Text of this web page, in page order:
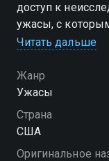
доступ к
ужасы, с
раскопок
Читать дальше
Жанр
Ужасы
Страна
США
Оригинальное